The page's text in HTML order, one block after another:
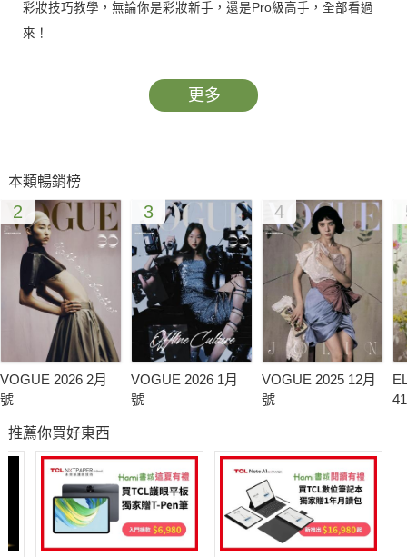
彩妝技巧教學，無論你是彩妝新手，還是Pro級高手，全部看過
來！
更多
本類暢銷榜
2
VOGUE 2026 2月
號
3
VOGUE 2026 1月
號
4
VOGUE 2025 12月
號
推薦你買好東西